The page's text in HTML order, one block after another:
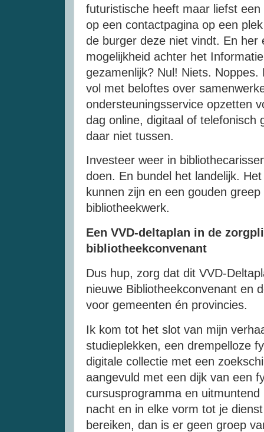
futuristische heeft maar liefst
op een contactpagina op een
de burger deze niet vindt. En her
mogelijkheid achter het
gezamenlijk? Nul! Niets.
vol met beloftes over
ondersteuningsservice opzetten
dag online, digitaal of telefonisch
daar niet tussen.
Investeer weer in
doen. En bundel het landelijk.
kunnen zijn en een gouden
bibliotheekwerk.
Een VVD-deltaplan in de
bibliotheekconvenant
Dus hup, zorg dat dit VVD-
nieuwe Bibliotheekconvenant en
voor gemeenten én provincies.
Ik kom tot het slot van mijn
studieplekken, een drempelloze
digitale collectie met een
aangevuld met een dijk van een
cursusprogramma en
nacht en in elke vorm tot je
bereiken, dan is er geen groep